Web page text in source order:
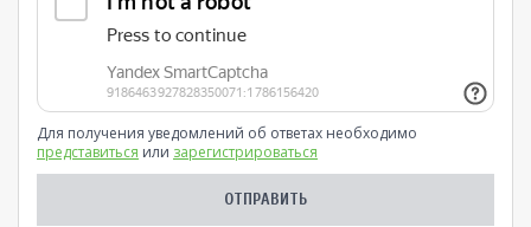
Для получения уведомлений об ответах необходимо
представиться или зарегистрироваться